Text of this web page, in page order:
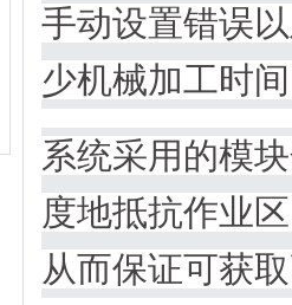
手动设置错误
少机械加工时
系统采用的模
度地抵抗作业
从而保证可获